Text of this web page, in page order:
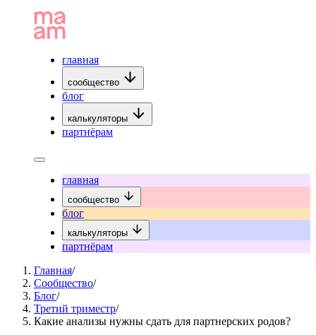
главная
сообщество
блог
калькуляторы
партнёрам
главная
сообщество
блог
калькуляторы
партнёрам
Главная/
Сообщество/
Блог/
Третий триместр/
Какие анализы нужны сдать для партнерских родов?